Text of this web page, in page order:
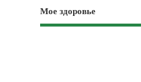
Мое здоровье